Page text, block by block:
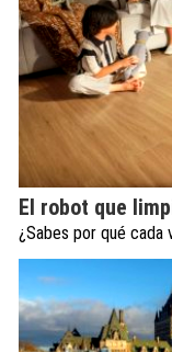
El robot que
¿Sabes por qué cada